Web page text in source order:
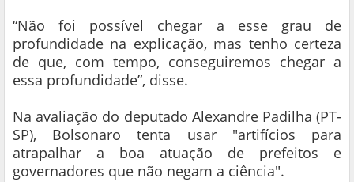
“Não foi possível chegar a esse grau de
profundidade na explicação, mas tenho certeza
de que, com tempo, conseguiremos chegar a
essa profundidade”, disse.
Na avaliação do deputado Alexandre Padilha (PT-
SP), Bolsonaro tenta usar "artifícios para
atrapalhar a boa atuação de prefeitos e
governadores que não negam a ciência".